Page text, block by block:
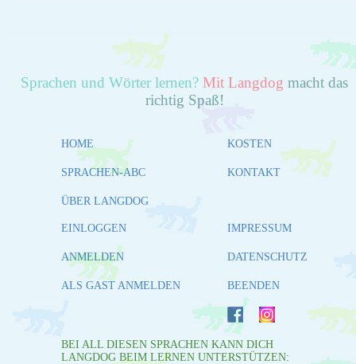
Sprachen und Wörter lernen? Mit Langdog macht das
richtig Spaß!
HOME
SPRACHEN-ABC
ÜBER LANGDOG
KOSTEN
KONTAKT
EINLOGGEN
ANMELDEN
ALS GAST ANMELDEN
IMPRESSUM
DATENSCHUTZ
BEENDEN
BEI ALL DIESEN SPRACHEN KANN DICH
LANGDOG BEIM LERNEN UNTERSTÜTZEN: